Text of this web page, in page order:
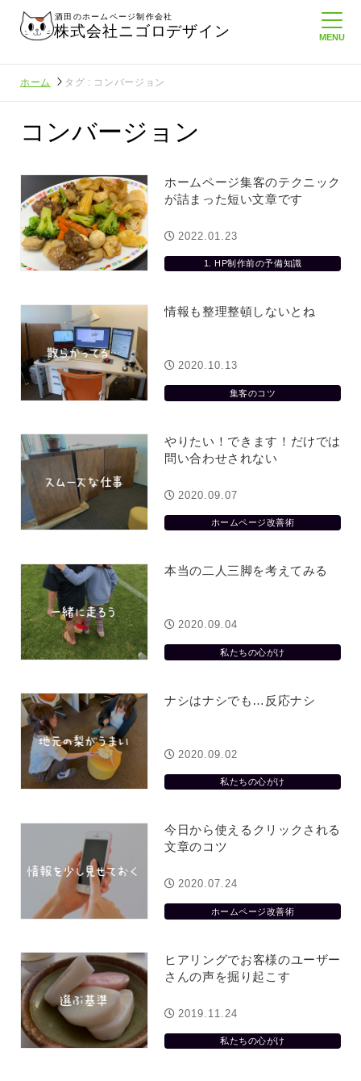
酒田のホームページ制作会社
株式会社ニゴロデザイン
ホーム タグ : コンバージョン
コンバージョン
ホームページ集客のテクニック
が詰まった短い文章です
1. HP制作前の予備知識
2022.01.23
情報も整理整頓しないとね
集客のコツ
2020.10.13
やりたい！できます！だけでは
問い合わせされない
ホームページ改善術
2020.09.07
本当の二人三脚を考えてみる
私たちの心がけ
2020.09.04
ナシはナシでも…反応ナシ
私たちの心がけ
2020.09.02
今日から使えるクリックされる
文章のコツ
ホームページ改善術
2020.07.24
ヒアリングでお客様のユーザー
さんの声を掘り起こす
私たちの心がけ
2019.11.24
でいること
ージは解約されているのです